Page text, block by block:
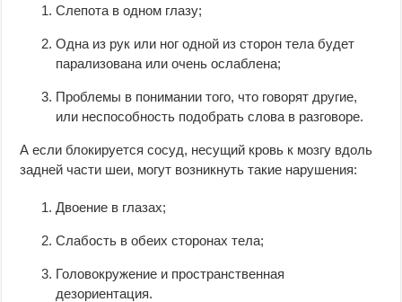
Слепота в одном глазу;
Одна из рук или ног одной из сторон тела будет
парализована или очень ослаблена;
Проблемы в понимании того, что говорят другие,
или неспособность подобрать слова в разговоре.
А если блокируется сосуд, несущий кровь к мозгу вдоль
задней части шеи, могут возникнуть такие нарушения:
Двоение в глазах;
Слабость в обеих сторонах тела;
Головокружение и пространственная
дезориентация.